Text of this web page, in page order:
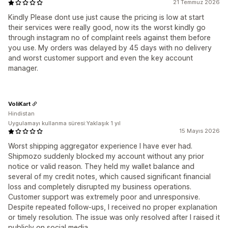
21 Temmuz 2026
Kindly Please dont use just cause the pricing is low at start
their services were really good, now its the worst kindly go
through instagram no of complaint reels against them before
you use. My orders was delayed by 45 days with no delivery
and worst customer support and even the key account
manager.
15 Mayıs 2026
Worst shipping aggregator experience I have ever had.
Shipmozo suddenly blocked my account without any prior
notice or valid reason. They held my wallet balance and
several of my credit notes, which caused significant financial
loss and completely disrupted my business operations.
Customer support was extremely poor and unresponsive.
Despite repeated follow-ups, I received no proper explanation
or timely resolution. The issue was only resolved after I raised it
VoliKart
Hindistan
Uygulamayı kullanma süresi:Yaklaşık 1 yıl